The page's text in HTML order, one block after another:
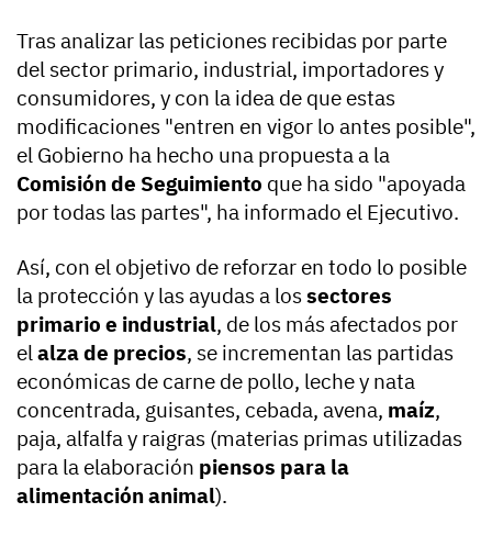
Tras analizar las peticiones recibidas por parte
del sector primario, industrial, importadores y
consumidores, y con la idea de que estas
modificaciones "entren en vigor lo antes posible",
el Gobierno ha hecho una propuesta a la
Comisión de Seguimiento que ha sido "apoyada
por todas las partes", ha informado el Ejecutivo.
Así, con el objetivo de reforzar en todo lo posible
la protección y las ayudas a lossectores
primario e industrial, de los más afectados por
el alza de precios, se incrementan las partidas
económicas de carne de pollo, leche y nata
concentrada, guisantes, cebada, avena, maíz,
paja, alfalfa y raigras (materias primas utilizadas
para la elaboración piensos para la
alimentación animal).